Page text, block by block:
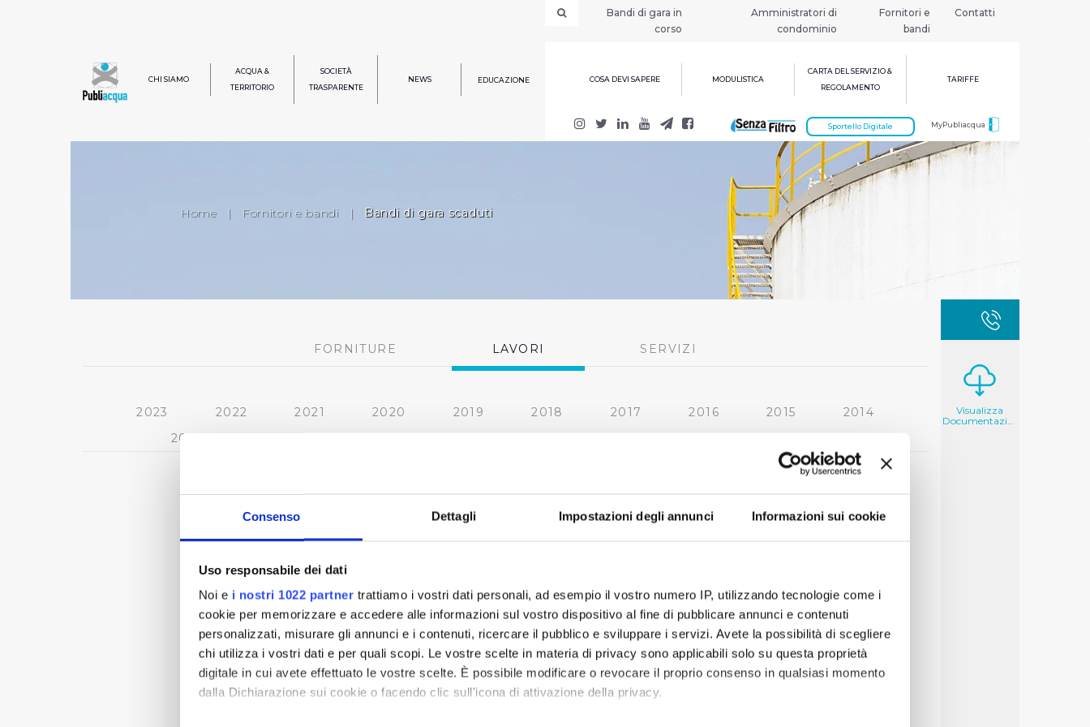
Consenso Dettagli Impostazioni degli annunci Informazioni sui cookie
Uso responsabile dei dati
Noi e i nostri 1022 partner trattiamo i vostri dati personali, ad esempio il vostro numero IP, utilizzando tecnologie come i
cookie per memorizzare e accedere alle informazioni sul vostro dispositivo al fine di pubblicare annunci e contenuti
personalizzati, misurare gli annunci e i contenuti, ricercare il pubblico e sviluppare i servizi. Avete la possibilità di scegliere
chi utilizza i vostri dati e per quali scopi. Le vostre scelte in materia di privacy sono applicabili solo su questa proprietà
digitale in cui avete effettuato le vostre scelte. È possibile modificare o revocare il proprio consenso in qualsiasi momento
dalla Dichiarazione sui cookie o facendo clic sull'icona di attivazione della privacy.
Bandi di gara in
corso
Amministratori di
condominio
Fornitori e
bandi
Contatti
CHI SIAMO
ACQUA &
TERRITORIO
SOCIETÀ
TRASPARENTE
NEWS EDUCAZIONE COSA DEVI SAPERE MODULISTICA
CARTA DEL SERVIZIO &
REGOLAMENTO
TARIFFE
MyPubliacqua
Sportello Digitale
Home | Fornitori e bandi | Bandi di gara scaduti
FORNITURE LAVORI SERVIZI
2023 2022 2021 2020 2019 2018 2017 2016 2015
2014
2013
« prima 42 45 46 47 48 50
Visualizza
Documentazione